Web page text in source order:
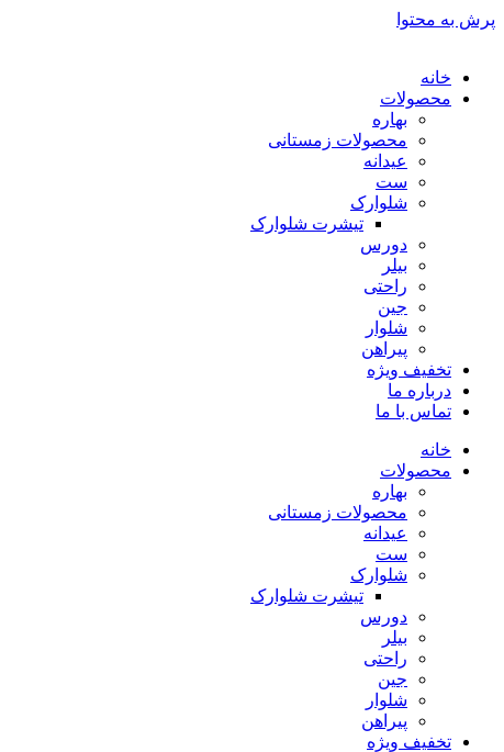
پرش به محتوا
خانه
محصولات
بهاره
محصولات زمستانی
عیدانه
ست
شلوارک
تیشرت شلوارک
دورس
بیلر
راحتی
جین
شلوار
پیراهن
تخفیف ویژه
درباره ما
تماس با ما
خانه
محصولات
بهاره
محصولات زمستانی
عیدانه
ست
شلوارک
تیشرت شلوارک
دورس
بیلر
راحتی
جین
شلوار
پیراهن
تخفیف ویژه